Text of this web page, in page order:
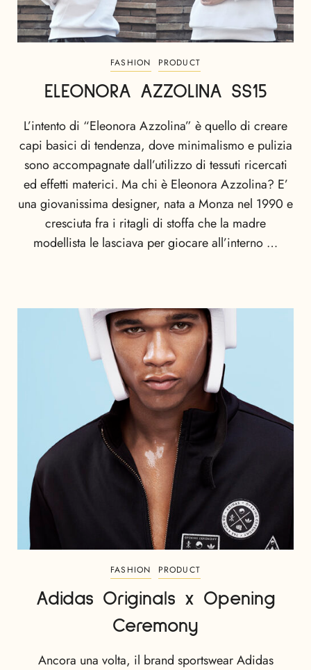
FASHION PRODUCT
ELEONORA AZZOLINA SS15
L’intento di “Eleonora Azzolina” è quello di creare
capi basici di tendenza, dove minimalismo e pulizia
sono accompagnate dall’utilizzo di tessuti ricercati
ed effetti materici. Ma chi è Eleonora Azzolina? E’
una giovanissima designer, nata a Monza nel 1990 e
cresciuta fra i ritagli di stoffa che la madre
modellista le lasciava per giocare all’interno …
FASHION PRODUCT
Adidas Originals x Opening
Ceremony
Ancora una volta, il brand sportswear Adidas